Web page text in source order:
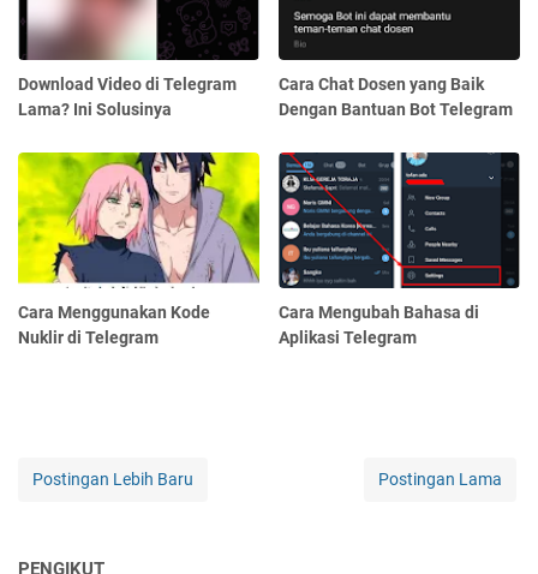
Download Video di Telegram
Lama? Ini Solusinya
Cara Chat Dosen yang Baik
Dengan Bantuan Bot Telegram
Cara Menggunakan Kode
Nuklir di Telegram
Cara Mengubah Bahasa di
Aplikasi Telegram
Postingan Lebih Baru Postingan Lama
PENGIKUT